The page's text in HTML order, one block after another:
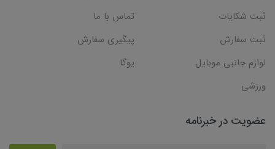
ثبت شکایات
تماس با ما
ثبت سفارش
پیگیری سفارش
لوازم جانبی موبایل
یوگا
ورزشی
عضویت در خبرنامه